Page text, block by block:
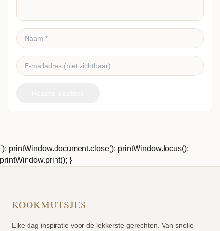
`); printWindow.document.close(); printWindow.focus();
printWindow.print(); }
KOOKMUTSJES
Elke dag inspiratie voor de lekkerste gerechten. Van snelle